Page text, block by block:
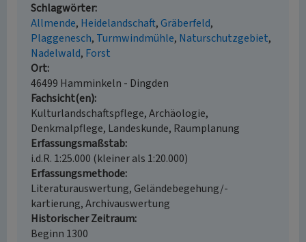
Schlagwörter
Allmende Heidelandschaft Gräberfeld
Plaggenesch Turmwindmühle Naturschutzgebiet
Nadelwald Forst
Ort
46499 Hamminkeln - Dingden
Fachsicht(en)
Kulturlandschaftspflege, Archäologie,
Denkmalpflege, Landeskunde, Raumplanung
Erfassungsmaßstab
i.d.R. 1:25.000 (kleiner als 1:20.000)
Erfassungsmethode
Literaturauswertung, Geländebegehung/-
kartierung, Archivauswertung
Historischer Zeitraum
Beginn 1300